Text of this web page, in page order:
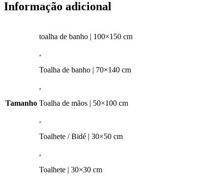
Informação adicional
Tamanho
toalha de banho | 100×150 cm
,
Toalha de banho | 70×140 cm
,
Toalha de mãos | 50×100 cm
,
Toalhete / Bidé | 30×50 cm
,
Toalhete | 30×30 cm